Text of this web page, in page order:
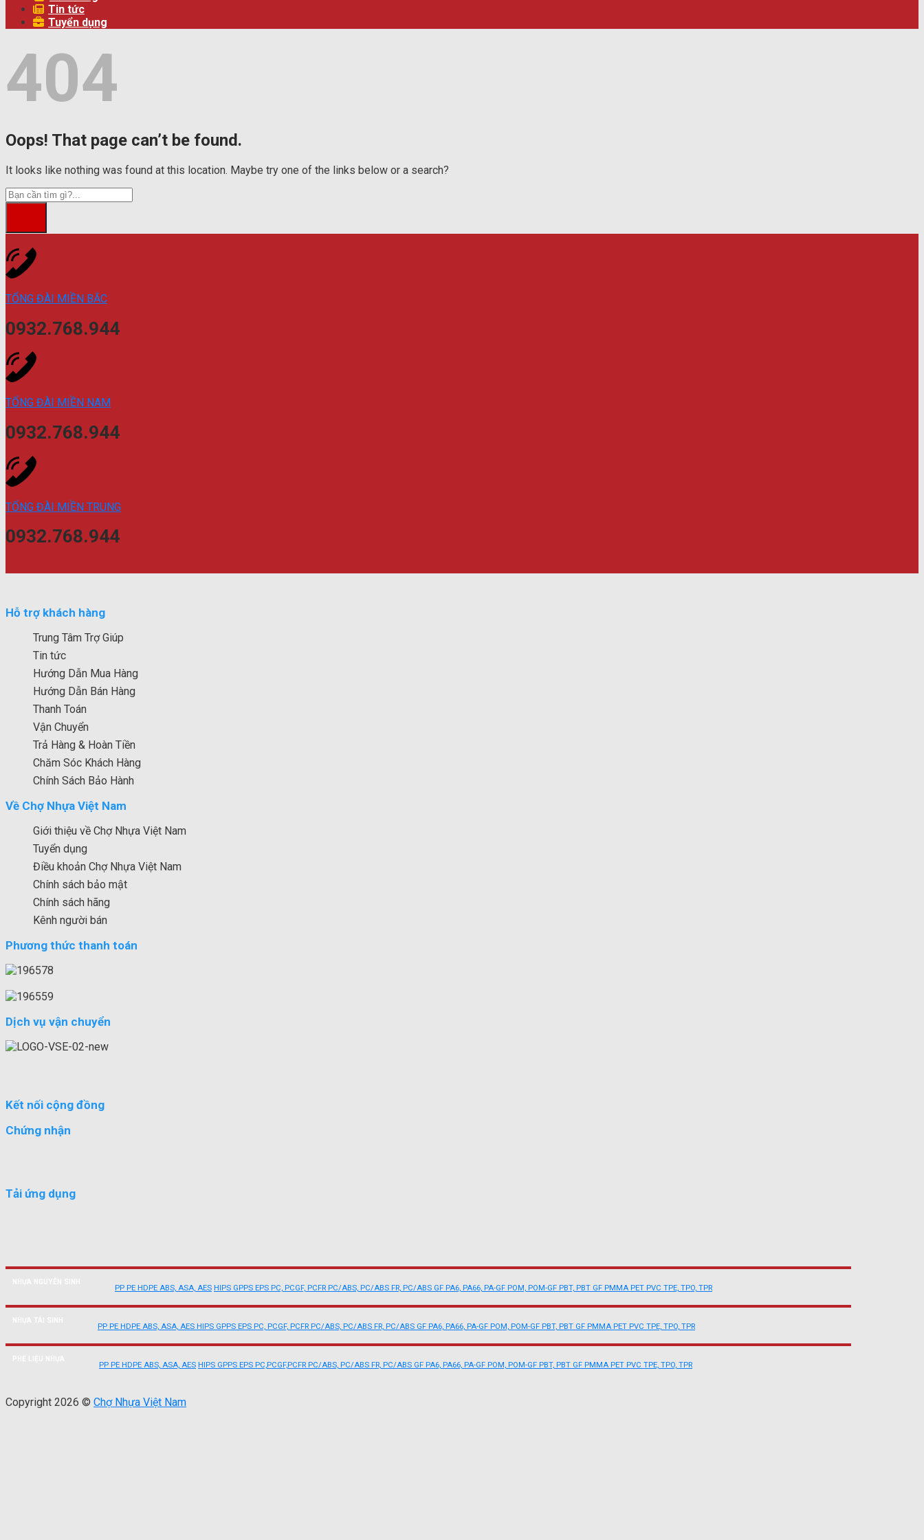
Tin tức
Tuyển dụng
404
Oops! That page can’t be found.
It looks like nothing was found at this location. Maybe try one of the links below or a search?
TỔNG ĐÀI MIỀN BẮC
0932.768.944
TỔNG ĐÀI MIỀN NAM
0932.768.944
TỔNG ĐÀI MIỀN TRUNG
0932.768.944
Hỗ trợ khách hàng
Trung Tâm Trợ Giúp
Tin tức
Hướng Dẫn Mua Hàng
Hướng Dẫn Bán Hàng
Thanh Toán
Vận Chuyển
Trả Hàng & Hoàn Tiền
Chăm Sóc Khách Hàng
Chính Sách Bảo Hành
Về Chợ Nhựa Việt Nam
Giới thiệu về Chợ Nhựa Việt Nam
Tuyển dụng
Điều khoản Chợ Nhựa Việt Nam
Chính sách bảo mật
Chính sách hãng
Kênh người bán
Phương thức thanh toán
Dịch vụ vận chuyển
Kết nối cộng đồng
Chứng nhận
Tải ứng dụng
PP PE HDPE ABS, ASA, AES HIPS GPPS EPS PC, PCGF, PCFR PC/ABS, PC/ABS FR, PC/ABS GF PA6, PA66, PA-GF POM, POM-GF PBT, PBT GF PMMA PET PVC TPE, TPO, TPR
PP PE HDPE ABS, ASA, AES HIPS GPPS EPS PC, PCGF, PCFR PC/ABS, PC/ABS FR, PC/ABS GF PA6, PA66, PA-GF POM, POM-GF PBT, PBT GF PMMA PET PVC TPE, TPO, TPR
PP PE HDPE ABS, ASA, AES HIPS GPPS EPS PC,PCGF,PCFR PC/ABS, PC/ABS FR, PC/ABS GF PA6, PA66, PA-GF POM, POM-GF PBT, PBT GF PMMA PET PVC TPE, TPO, TPR
Copyright 2026 © Chợ Nhựa Việt Nam